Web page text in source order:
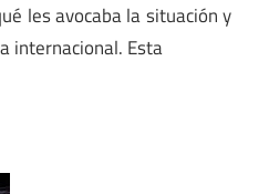
les avocaba la situación y
internacional. Esta